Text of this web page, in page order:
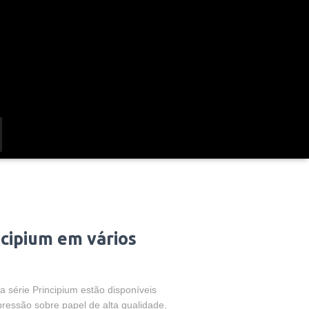
em vários
série Principium estão disponíveis
sobre papel de alta qualidade,